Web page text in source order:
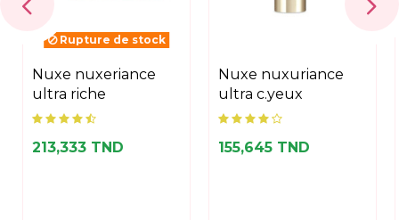
Rupture de stock
nuxe nuxeriance
ultra riche
213,333 TND
nuxe nuxuriance
ultra c.yeux
155,645 TND